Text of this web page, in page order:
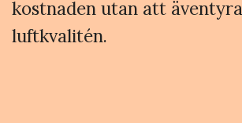
kostnaden utan att äventyra
luftkvalitén.